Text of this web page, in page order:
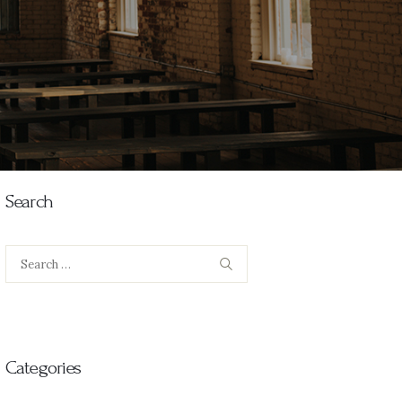
Search
Search
for:
Categories